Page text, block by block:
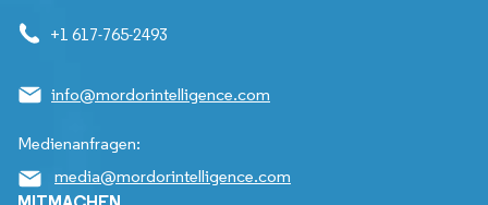
+1 617-765-2493
info@mordorintelligence.com
Medienanfragen:
media@mordorintelligence.com